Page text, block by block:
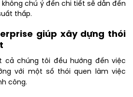
chú ý đến chi tiết sẽ dẫn đến
thấp.
giúp xây dựng thói
cả chúng tôi đều hướng đến việc
với một số thói quen làm việc
công.